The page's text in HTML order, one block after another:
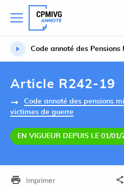
Code annoté des
Article R242-19
Code annoté des pensions
victimes de guerre
EN VIGUEUR DEPUIS LE 01/01/
Imprimer